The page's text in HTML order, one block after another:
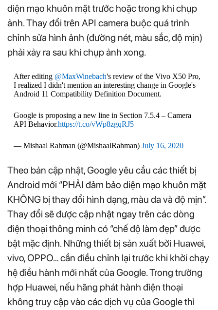
diện mạo khuôn mặt trước hoặc trong khi chụp
ảnh. Thay đổi trên API camera buộc quá trình
chỉnh sửa hình ảnh (đường nét, màu sắc, độ mịn)
phải xảy ra sau khi chụp ảnh xong.
After editing @MaxWinebach's review of the Vivo X50 Pro,
I realized I didn't mention an interesting change in Google's
Android 11 Compatibility Definition Document.
Google is proposing a new line in Section 7.5.4 – Camera
API Behavior.https://t.co/vWp8zgqRJ5
— Mishaal Rahman (@MishaalRahman) July 16, 2020
Theo bản cập nhật, Google yêu cầu các thiết bị
Android mới “PHẢI đảm bảo diện mạo khuôn mặt
KHÔNG bị thay đổi hình dạng, màu da và độ mịn”.
Thay đổi sẽ được cập nhật ngay trên các dòng
điện thoại thông minh có “chế độ làm đẹp” được
bật mặc định. Những thiết bị sản xuất bởi Huawei,
vivo, OPPO… cần điều chỉnh lại trước khi khởi chạy
hệ điều hành mới nhất của Google. Trong trường
hợp Huawei, nếu hãng phát hành điện thoại
không truy cập vào các dịch vụ của Google thì